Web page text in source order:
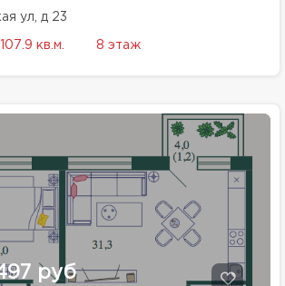
ул, д 23
107.9 кв.м. 8 этаж
руб